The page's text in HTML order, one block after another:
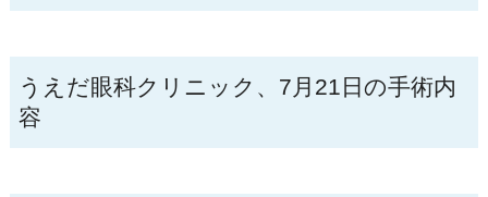
うえだ眼科クリニック、7月21日の手術内
容